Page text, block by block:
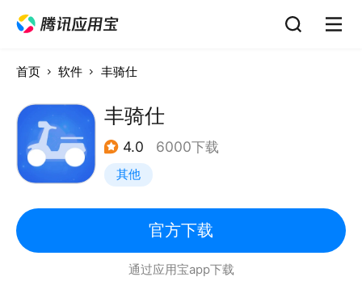
首页 软件 丰骑仕
丰骑仕
4.0 6000下载
其他
官方下载
通过应用宝app下载